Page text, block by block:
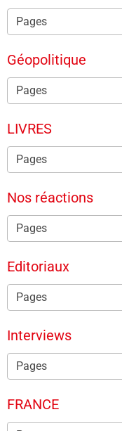
Géopolitique
LIVRES
Nos réactions
Editoriaux
Interviews
FRANCE